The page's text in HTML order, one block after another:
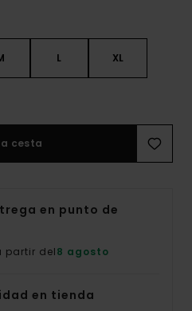
L XL
cesta
en punto de
partir del8 agosto
en tienda